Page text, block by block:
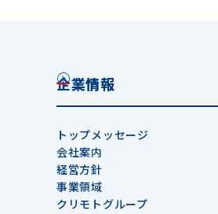
企業情報
トップメッセージ
会社案内
経営方針
事業領域
クリモトグループ